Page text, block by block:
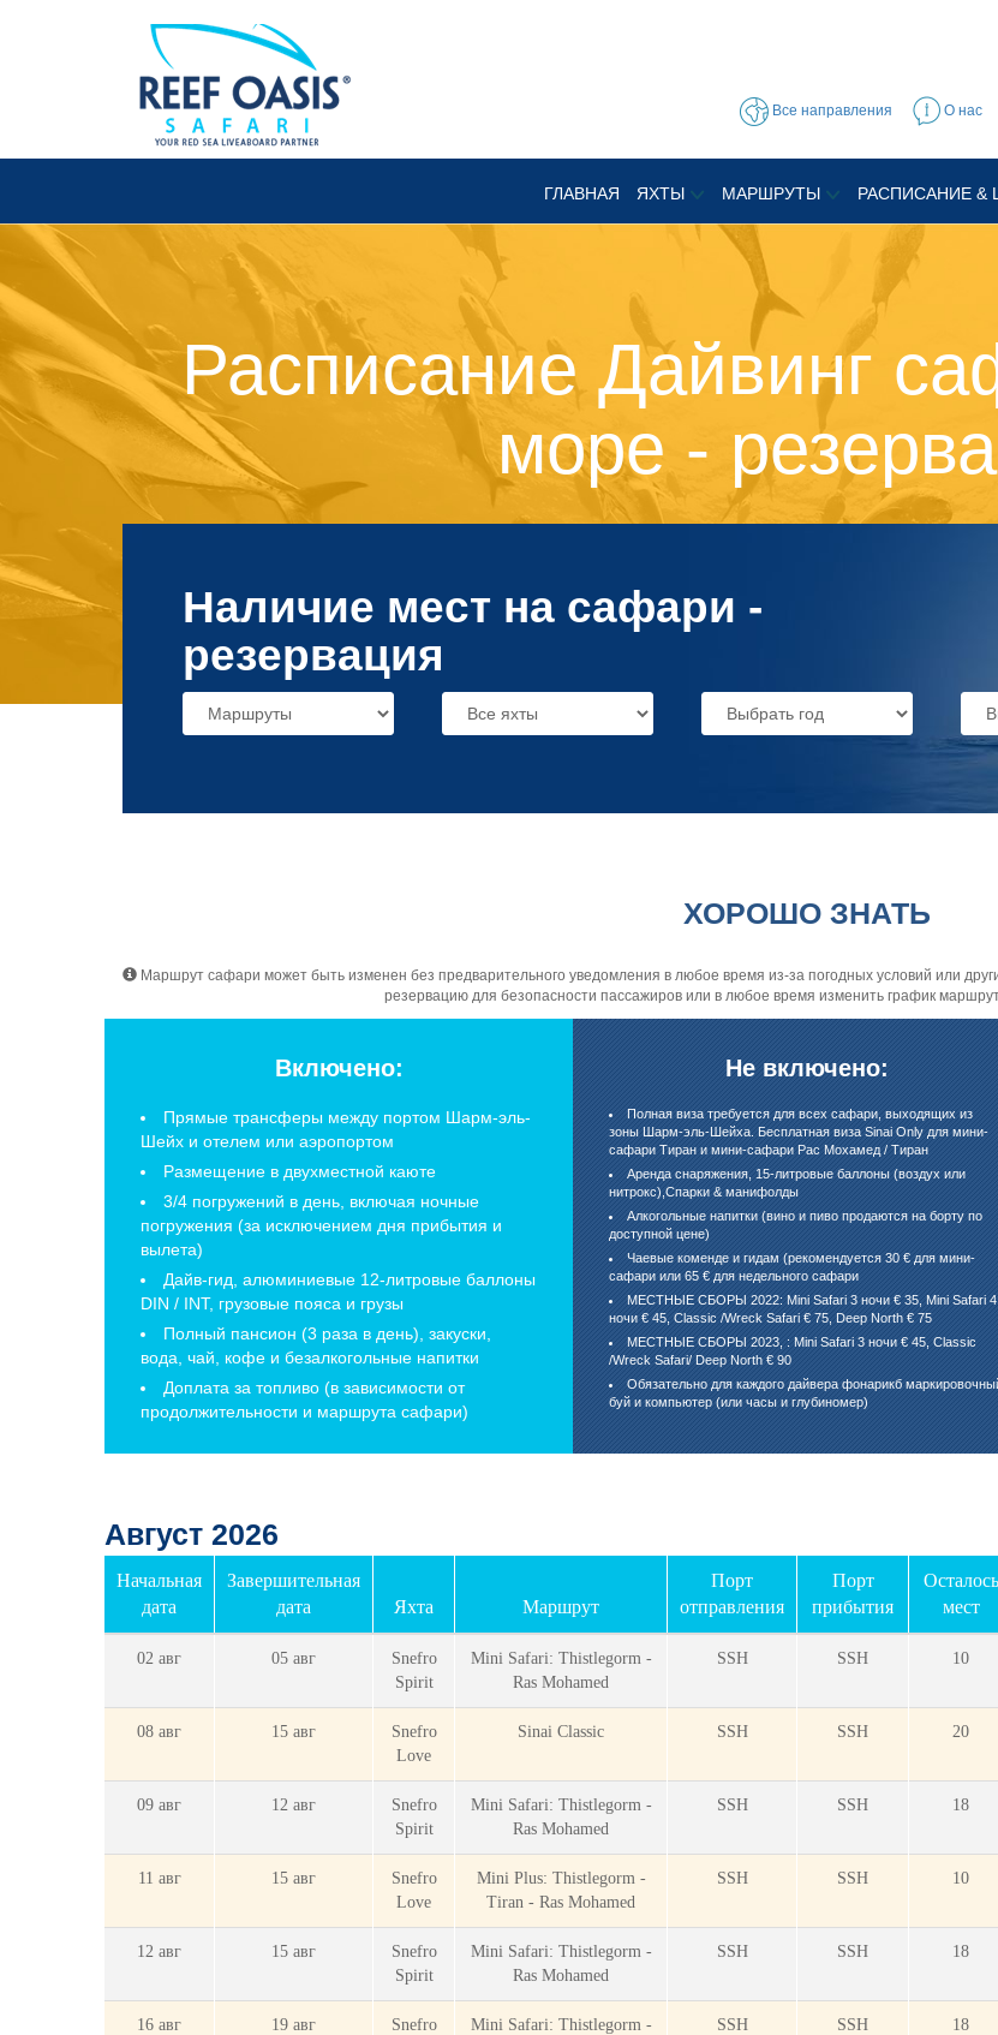
Все направления О нас
ГЛАВНАЯ ЯХТЫ МАРШРУТЫ РАСПИСАНИЕ &
Расписание Дайвинг
море -
Наличие мест на сафари -
резервация
ХОРОШО ЗНАТЬ
Маршрут сафари может быть изменен без предварительного уведомления в любое время из-за погодных условий или
резервацию для безопасности пассажиров или в любое время изменить график
Включено:
Прямые трансферы между портом Шарм-эль-
Шейх и отелем или аэропортом
Размещение в двухместной каюте
3/4 погружений в день, включая ночные
погружения (за исключением дня прибытия и
вылета)
Дайв-гид, алюминиевые 12-литровые баллоны
DIN / INT, грузовые пояса и грузы
Полный пансион (3 раза в день), закуски,
вода, чай, кофе и безалкогольные напитки
Доплата за топливо (в зависимости от
продолжительности и маршрута сафари)
Не включено:
Полная виза требуется для всех сафари, выходящих из
зоны Шарм-эль-Шейха. Бесплатная виза Sinai Only для мини-
сафари Тиран и мини-сафари Рас Мохамед / Тиран
Аренда снаряжения, 15-литровые баллоны (воздух или
нитрокс),Спарки & манифолды
Алкогольные напитки (вино и пиво продаются на борту по
доступной цене)
Чаевые коменде и гидам (рекомендуется 30 € для мини-
сафари или 65 € для недельного сафари
МЕСТНЫЕ СБОРЫ 2022: Mini Safari 3 ночи € 35, Mini Safari 4
ночи € 45, Classic /Wreck Safari € 75, Deep North € 75
МЕСТНЫЕ СБОРЫ 2023, : Mini Safari 3 ночи € 45, Classic
/Wreck Safari/ Deep North € 90
Обязательно для каждого дайвера фонарикб
буй и компьютер (или часы и глубиномер)
Август 2026
Начальная
дата
Завершительная
дата
Яхта Маршрут
Порт
отправления
Порт
прибытия
Осталось
мест
02 авг 05 авг
Snefro
Spirit
Mini Safari: Thistlegorm -
Ras Mohamed
SSH SSH 10
08 авг 15 авг
Snefro
Love
Sinai Classic SSH SSH 20
09 авг 12 авг
Snefro
Spirit
Mini Safari: Thistlegorm -
Ras Mohamed
SSH SSH 18
11 авг 15 авг
Snefro
Love
Mini Plus: Thistlegorm -
Tiran - Ras Mohamed
SSH SSH 10
12 авг 15 авг
Snefro
Spirit
Mini Safari: Thistlegorm -
Ras Mohamed
SSH SSH 18
16 авг 19 авг
Snefro
Mini Safari: Thistlegorm -
SSH SSH 18